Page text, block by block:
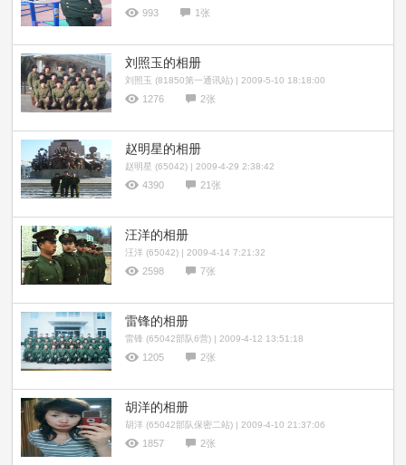
993 1张
刘照玉的相册
刘照玉 (81850第一通讯站) | 2009-5-10 18:18:00
1276 2张
赵明星的相册
赵明星 (65042) | 2009-4-29 2:38:42
4390 21张
汪洋的相册
汪洋 (65042) | 2009-4-14 7:21:32
2598 7张
雷锋的相册
雷锋 (65042部队6营) | 2009-4-12 13:51:18
1205 2张
胡洋的相册
胡洋 (65042部队保密二站) | 2009-4-10 21:37:06
1857 2张